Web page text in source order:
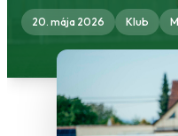
20. mája 2026 Klub